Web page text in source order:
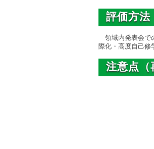
評価方法
領域内発表会で
際化・高度自己修
注意点（